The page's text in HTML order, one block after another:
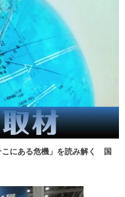
こにある危機」を読み解く 国